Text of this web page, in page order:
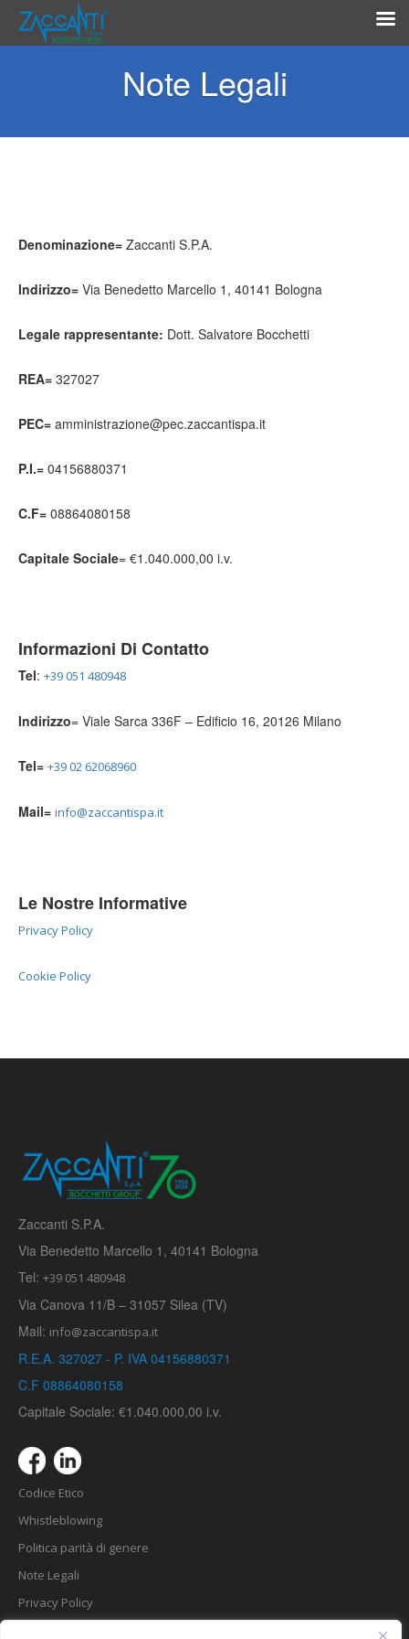
Note Legali
Denominazione=Zaccanti S.P.A.
Indirizzo= Via Benedetto Marcello 1, 40141 Bologna
Legale rappresentante: Dott. Salvatore Bocchetti
REA= 327027
PEC= amministrazione@pec.zaccantispa.it
P.I.= 04156880371
C.F= 08864080158
Capitale Sociale= €1.040.000,00 i.v.
Informazioni Di Contatto
Tel: +39 051 480948
Indirizzo= Viale Sarca 336F – Edificio 16, 20126 Milano
Tel= +39 02 62068960
Mail= info@zaccantispa.it
Le Nostre Informative
Privacy Policy
Cookie Policy
Zaccanti S.P.A.
Via Benedetto Marcello 1, 40141 Bologna
Tel: +39 051 480948
Via Canova 11/B – 31057 Silea (TV)
Mail: info@zaccantispa.it
R.E.A. 327027 - P. IVA 04156880371
C.F 08864080158
Capitale Sociale: €1.040.000,00 i.v.
Codice Etico
Whistleblowing
Politica parità di genere
Note Legali
Privacy Policy